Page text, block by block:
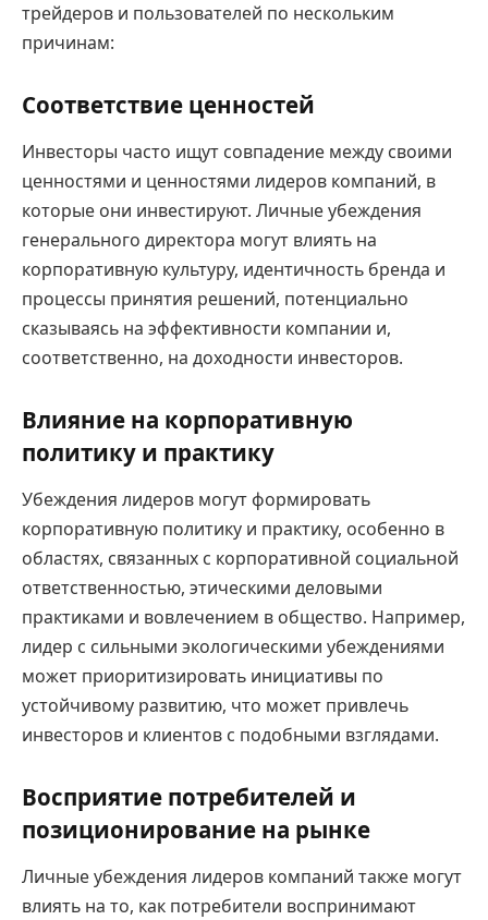
трейдеров и пользователей по нескольким
причинам:
Соответствие ценностей
Инвесторы часто ищут совпадение между своими
ценностями и ценностями лидеров компаний, в
которые они инвестируют. Личные убеждения
генерального директора могут влиять на
корпоративную культуру, идентичность бренда и
процессы принятия решений, потенциально
сказываясь на эффективности компании и,
соответственно, на доходности инвесторов.
Влияние на корпоративную
политику и практику
Убеждения лидеров могут формировать
корпоративную политику и практику, особенно в
областях, связанных с корпоративной социальной
ответственностью, этическими деловыми
практиками и вовлечением в общество. Например,
лидер с сильными экологическими убеждениями
может приоритизировать инициативы по
устойчивому развитию, что может привлечь
инвесторов и клиентов с подобными взглядами.
Восприятие потребителей и
позиционирование на рынке
Личные убеждения лидеров компаний также могут
влиять на то, как потребители воспринимают